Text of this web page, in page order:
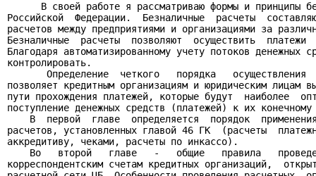
В своей работе я рассматриваю формы и принципы
Российской  Федерации.  Безналичные  расчеты
расчетов между предприятиями и организациями за
Безналичные  расчеты  позволяют  осуществить
Благодаря автоматизированному учету потоков денежных
контролировать.
Определение  четкого   порядка   осуществления
позволяет кредитным организациям и юридическим лицам
пути прохождения платежей, которые будут  наиболее
поступление денежных средств (платежей) к их конечному
В  первой  главе  определяется  порядок
расчетов, установленных главой 46 ГК  (расчеты
аккредитиву, чеками, расчеты по инкассо).
Во   второй   главе   -   общие   правила
корреспондентским счетам кредитных организаций,